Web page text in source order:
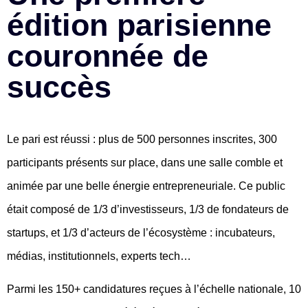
édition parisienne
couronnée de
succès
Le pari est réussi : plus de 500 personnes inscrites, 300
participants présents sur place, dans une salle comble et
animée par une belle énergie entrepreneuriale. Ce public
était composé de 1/3 d’investisseurs, 1/3 de fondateurs de
startups, et 1/3 d’acteurs de l’écosystème : incubateurs,
médias, institutionnels, experts tech…
Parmi les 150+ candidatures reçues à l’échelle nationale, 10